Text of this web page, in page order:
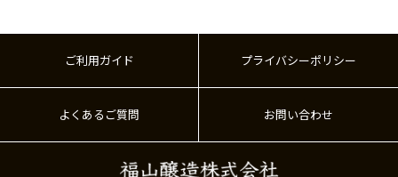
ご利用ガイド プライバシーポリシー
よくあるご質問 お問い合わせ